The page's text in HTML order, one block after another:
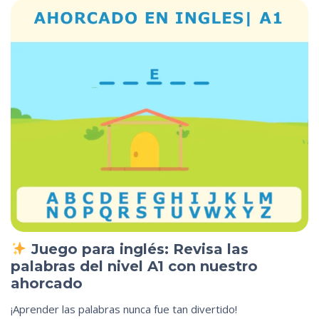
Juego para inglés: Revisa las
palabras del nivel A1 con nuestro
ahorcado
¡Aprender las palabras nunca fue tan divertido!